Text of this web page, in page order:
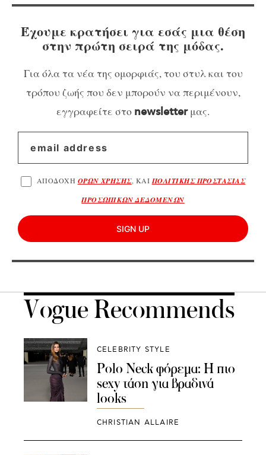
Έχουμε κρατήσει για εσάς μια θέση
στην πρώτη σειρά της μόδας.
Για όλα τα νέα της ομορφιάς, του στυλ και του
τρόπου ζωής που δεν μπορούν να περιμένουν,
εγγραφείτε στο newsletterμας.
ΑΠΟΔΟΧΗ ΟΡΩΝ ΧΡΗΣΗΣ, ΚΑΙ ΠΟΛΙΤΙΚΗΣ ΠΡΟΣΤΑΣΙΑΣ
ΠΡΟΣΩΠΙΚΩΝ ΔΕΔΟΜΕΝΩΝ
SIGN UP
Vogue Recommends
CELEBRITY STYLE
Polo Neck φόρεμα: Η πιο
sexy τάση για βραδινά
looks
CHRISTIAN ALLAIRE